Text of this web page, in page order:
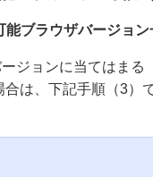
能ブラウザバージョン
ジョンに当てはまる
は、下記手順（3）